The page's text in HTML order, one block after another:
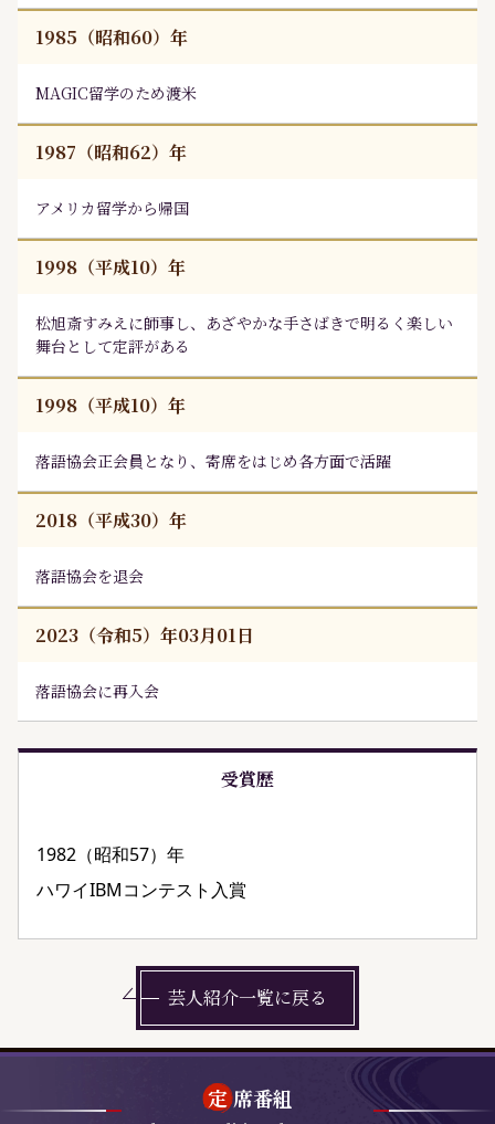
1985（昭和60）年
MAGIC留学のため渡米
1987（昭和62）年
アメリカ留学から帰国
1998（平成10）年
松旭斎すみえに師事し、あざやかな手さばきで明るく楽しい
舞台として定評がある
1998（平成10）年
落語協会正会員となり、寄席をはじめ各方面で活躍
2018（平成30）年
落語協会を退会
2023（令和5）年03月01日
落語協会に再入会
受賞歴
1982（昭和57）年
ハワイIBMコンテスト入賞
芸人紹介一覧に戻る
定 席番組